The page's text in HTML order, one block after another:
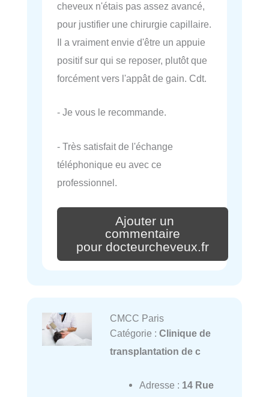
cheveux n'étais pas assez avancé,
pour justifier une chirurgie capillaire.
Il a vraiment envie d'être un appuie
positif sur qui se reposer, plutôt que
forcément vers l'appât de gain. Cdt.
- Je vous le recommande.
- Très satisfait de l'échange
téléphonique eu avec ce
professionnel.
Ajouter un
commentaire
pour docteurcheveux.fr
CMCC Paris
Catégorie : Clinique de
transplantation de c
Adresse : 14 Rue